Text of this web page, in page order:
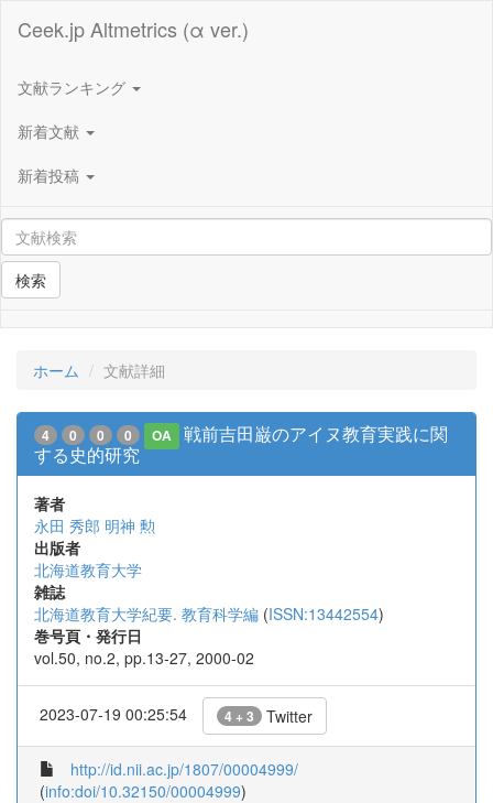
Ceek.jp Altmetrics (α ver.)
文献ランキング
新着文献
新着投稿
検索
ホーム 文献詳細
4 0 0 0 OA
戦前吉田巌のアイヌ教育実践に関
する史的研究
著者
永田 秀郎 明神 勲
出版者
北海道教育大学
雑誌
北海道教育大学紀要. 教育科学編 (ISSN:13442554)
巻号頁・発行日
vol.50, no.2, pp.13-27, 2000-02
2023-07-19 00:25:54 4 + 3 Twitter
http://id.nii.ac.jp/1807/00004999/
(info:doi/10.32150/00004999)